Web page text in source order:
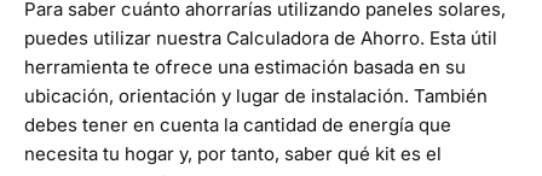
Para saber cuánto ahorrarías utilizando paneles solares,
puedes utilizar nuestra Calculadora de Ahorro. Esta útil
herramienta te ofrece una estimación basada en su
ubicación, orientación y lugar de instalación. También
debes tener en cuenta la cantidad de energía que
necesita tu hogar y, por tanto, saber qué kit es el